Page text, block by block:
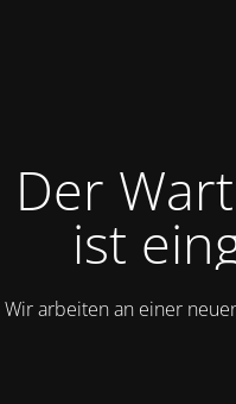
Der
ist
Wir arbeiten an einer